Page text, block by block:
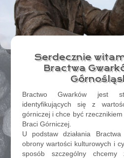
Serdecznie
Bractwa
Bractwo Gwarków jest
identyfikujących się z
górniczej i chce być
Braci Górniczej.
U podstaw działania
obrony wartości kulturowych i
sposób szczególny chcemy